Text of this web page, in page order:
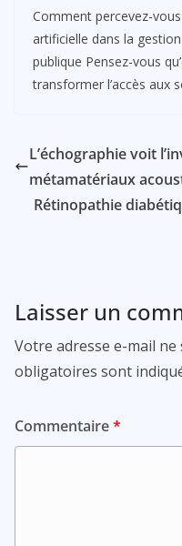
Comment percevez-vous
artificielle dans la
publique Pensez-vous
transformer l’accès aux
L’échographie voit
métamatériaux
Rétinopathie
Laisser un
Votre adresse e-mail ne
obligatoires sont
Commentaire*